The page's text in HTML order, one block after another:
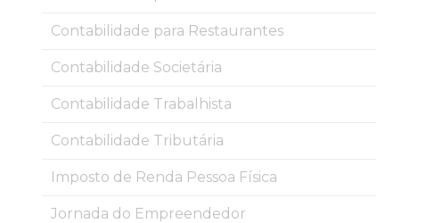
Contabilidade para Restaurantes
Contabilidade Societária
Contabilidade Trabalhista
Contabilidade Tributária
Imposto de Renda Pessoa Física
Jornada do Empreendedor